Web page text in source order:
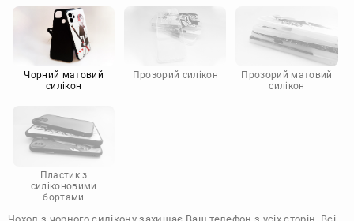
Sony
Motorola
Чорний матовий
силікон
Прозорий силікон
Прозорий матовий
силікон
Пластик з
силіконовими
бортами